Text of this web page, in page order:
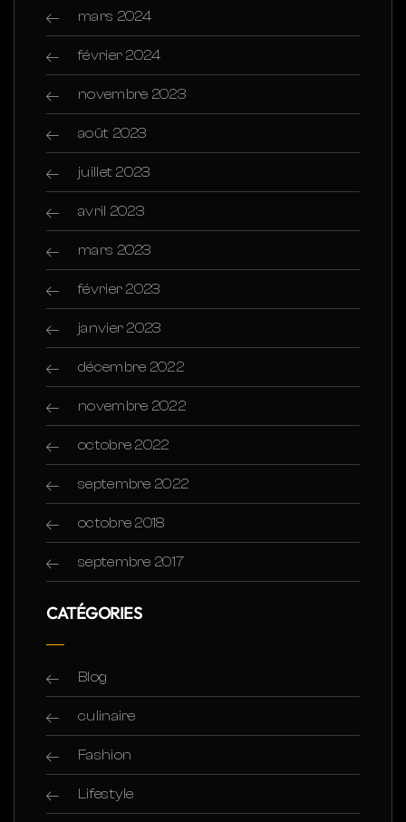
mars 2024
février 2024
novembre 2023
août 2023
juillet 2023
avril 2023
mars 2023
février 2023
janvier 2023
décembre 2022
novembre 2022
octobre 2022
septembre 2022
octobre 2018
septembre 2017
CATÉGORIES
Blog
culinaire
Fashion
Lifestyle